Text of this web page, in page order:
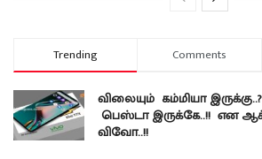
Trending Comments
விலையும் கம்மியா
பெஸ்டா இருக்கே..!! என
விவோ..!!